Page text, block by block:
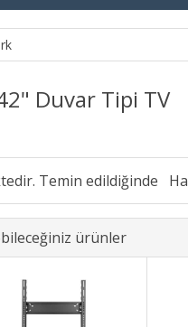
Duvar Tipi TV
Temin edildiğinde
ürünler